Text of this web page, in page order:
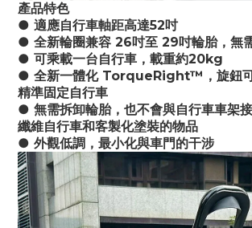
產品特色
● 適應自行車軸距高達52吋
● 全新輪圈兼容 26吋至 29吋輪胎，無
● 可乘載一台自行車，載重約20kg
● 全新一體化 TorqueRight™，旋鈕可
精準固定自行車
● 無需拆卸輪胎，也不會與自行車車架
纖維自行車和客製化塗裝的物品
● 外觀低調，最小化與車門的干涉